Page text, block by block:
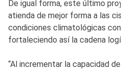
De igual forma, este último
atienda de mejor forma a las
condiciones climatológicas
fortaleciendo así la cadena
“Al incrementar la capacidad